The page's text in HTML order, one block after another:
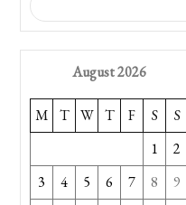
August 2026
M T W T F S
S
1
2
3
4 5 6 7 8
9